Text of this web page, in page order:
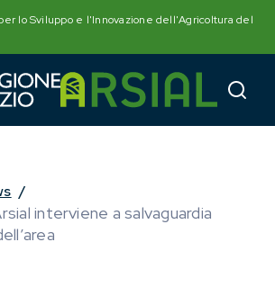
lo Sviluppo e l'Innovazione dell'Agricoltura del
/
interviene a salvaguardia